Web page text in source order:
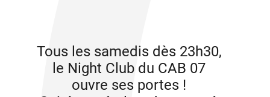
Tous les samedis dès 23h30,
le Night Club du CAB 07
ouvre ses portes !